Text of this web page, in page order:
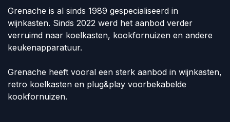
Grenache is al sinds 1989 gespecialiseerd in
wijnkasten. Sinds 2022 werd het aanbod verder
verruimd naar koelkasten, kookfornuizen en andere
keukenapparatuur.
Grenache heeft vooral een sterk aanbod in wijnkasten,
retro koelkasten en plug&play voorbekabelde
kookfornuizen.